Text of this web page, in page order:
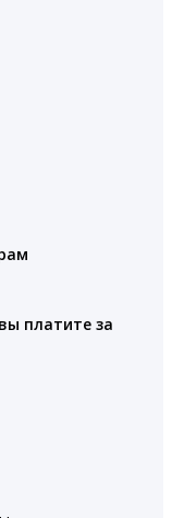
платите за